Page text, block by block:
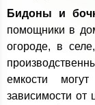
Бидоны и
помощники в
огороде, в
емкости
зависимости от